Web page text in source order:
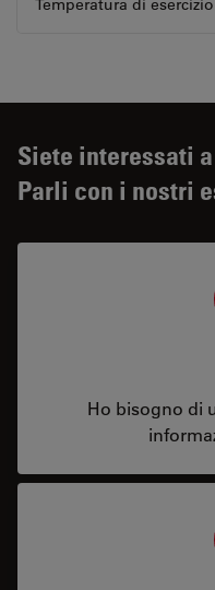
Temperatura di esercizio
Siete interessati
Parli con i nostri
Ho bisogno di